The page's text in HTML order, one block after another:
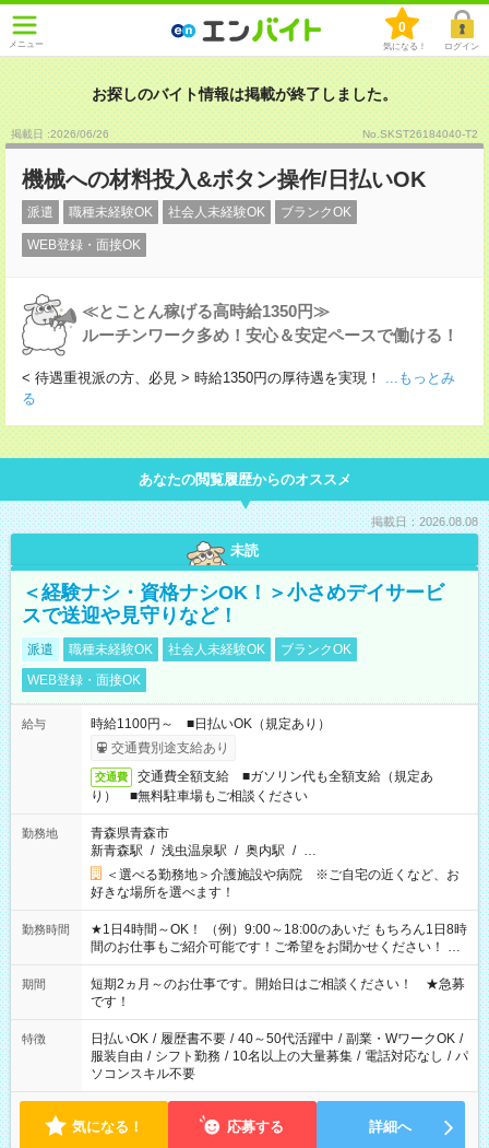
メニュー
0
気になる！ ログイン
お探しのバイト情報は掲載が終了しました。
掲載日 :2026/06/26 No.SKST26184040-T2
機械への材料投入&ボタン操作/日払いOK
派遣 職種未経験OK 社会人未経験OK ブランクOK
WEB登録・面接OK
≪とことん稼げる高時給1350円≫
ルーチンワーク多め！安心＆安定ペースで働ける！
< 待遇重視派の方、必見 > 時給1350円の厚待遇を実現！
...もっとみ
る
あなたの閲覧履歴からのオススメ
掲載日：2026.08.08
未読
＜経験ナシ・資格ナシOK！＞小さめデイサービ
スで送迎や見守りなど！
派遣 職種未経験OK 社会人未経験OK
ブランクOK
WEB登録・面接OK
給与
時給1100円～ ■日払いOK（規定あり）
交通費別途支給あり
交通費
交通費全額支給 ■ガソリン代も全額支給（規定あ
り） ■無料駐車場もご相談ください
勤務地
青森県青森市
新青森駅 / 浅虫温泉駅 / 奥内駅 / …
＜選べる勤務地＞介護施設や病院 ※ご自宅の近くなど、お
好きな場所を選べます！
勤務時間
★1日4時間～OK！ （例）9:00～18:00のあいだ もちろん1日8時
間のお仕事もご紹介可能です！ご希望をお聞かせください！ ★
家庭の都合でお休みが必要な場合も遠慮なくご相談ください。
※週最低15時間以上の勤務が必要です
期間
短期2ヵ月～のお仕事です。開始日はご相談ください！ ★急募
です！
特徴 日払いOK / 履歴書不要 / 40～50代活躍中 / 副業・WワークOK /
服装自由 / シフト勤務 / 10名以上の大量募集 / 電話対応なし / パ
ソコンスキル不要
気になる！ 応募する 詳細へ